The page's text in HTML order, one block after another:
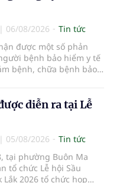
| 06/08/2026
Tin tức
được một số phản
bệnh bảo hiểm y tế
bệnh, chữa bệnh bảo
bệnh theo yêu cầu
phải nộp thêm các chi
chi trả.
diễn ra tại Lễ
| 05/08/2026
Tin tức
tại phường Buôn Ma
tổ chức Lễ hội Sầu
Lắk 2026 tổ chức họp